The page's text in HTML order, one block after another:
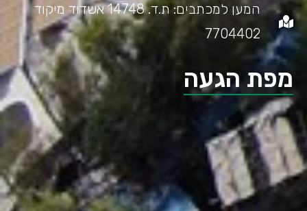
המען למכתבים: ת.ד. 14748 אשדוד מיקוד
7704402
מפת הגעה